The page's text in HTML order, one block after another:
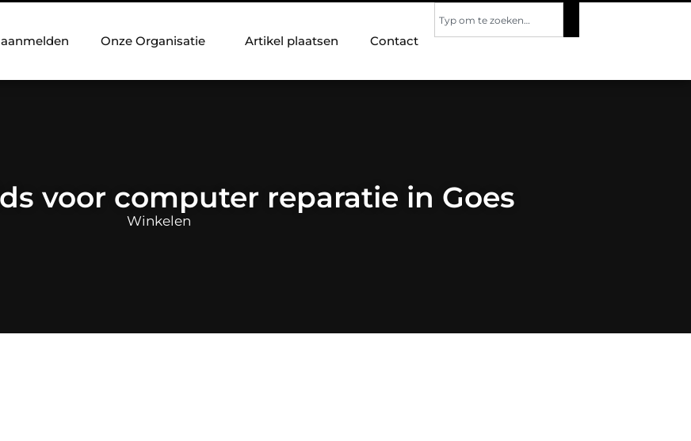
Onze Organisatie Artikel plaatsen Contact
voor computer reparatie in Goes
Winkelen